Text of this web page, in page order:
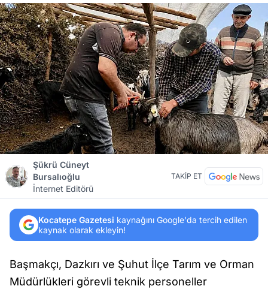
Şükrü Cüneyt
Bursalıoğlu
İnternet Editörü
TAKİP ET
Kocatepe Gazetesi kaynağını Google'da tercih edilen
kaynak olarak ekleyin!
Başmakçı, Dazkırı ve Şuhut İlçe Tarım ve Orman
Müdürlükleri görevli teknik personeller